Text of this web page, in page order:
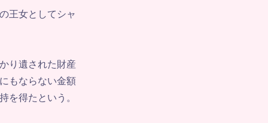
王女としてシャ
り遺された財産
もならない金額
を得たという。